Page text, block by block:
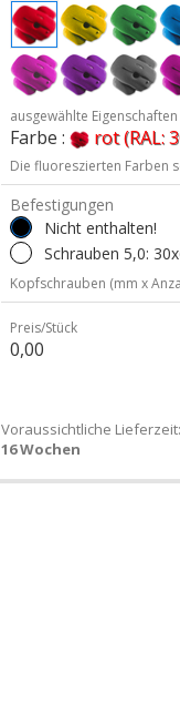
ausgewählte Eigenschaften
Farbe : rot (RAL:
Die fluoreszierten Farben
Befestigungen
Nicht enthalten!
Schrauben 5,0:
Kopfschrauben (mm x
Preis/Stück
0,00
Voraussichtliche Lieferzeit:
16 Wochen